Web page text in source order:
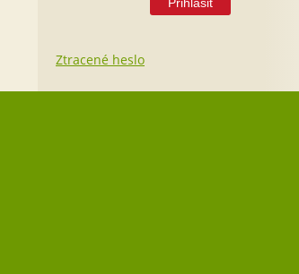
Ztracené heslo